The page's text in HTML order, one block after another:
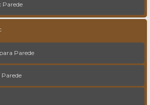
Parede
Parede